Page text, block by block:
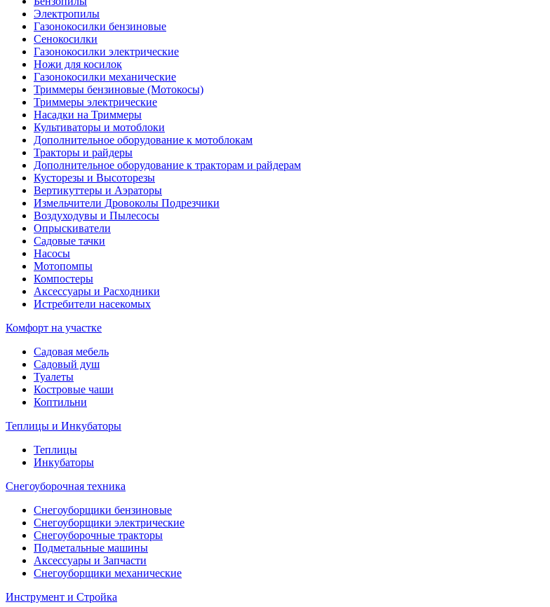
Электропилы
Газонокосилки бензиновые
Сенокосилки
Газонокосилки электрические
Ножи для косилок
Газонокосилки механические
Триммеры бензиновые (Мотокосы)
Триммеры электрические
Насадки на Триммеры
Культиваторы и мотоблоки
Дополнительное оборудование к мотоблокам
Тракторы и райдеры
Дополнительное оборудование к тракторам и райдерам
Кусторезы и Высоторезы
Вертикуттеры и Аэраторы
Измельчители Дровоколы Подрезчики
Воздуходувы и Пылесосы
Опрыскиватели
Садовые тачки
Насосы
Мотопомпы
Компостеры
Аксессуары и Расходники
Истребители насекомых
Комфорт на участке
Садовая мебель
Садовый душ
Туалеты
Костровые чаши
Коптильни
Теплицы и Инкубаторы
Теплицы
Инкубаторы
Снегоуборочная техника
Снегоуборщики бензиновые
Снегоуборщики электрические
Снегоуборочные тракторы
Подметальные машины
Аксессуары и Запчасти
Снегоуборщики механические
Инструмент и Стройка